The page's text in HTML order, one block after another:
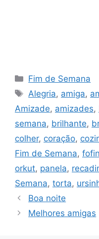
Categorias
Fim de Semana
Tags
Alegria, amiga,
Amizade, amizades,
semana, brilhante,
colher, coração,
Fim de Semana,
orkut, panela,
Semana, torta,
Boa noite
Melhores amigas